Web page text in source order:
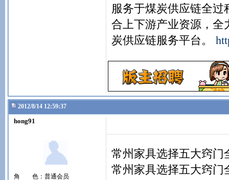
服务于煤炭供应链全
合上下游产业资源，全
炭供应链服务平台。
2012/8/14 12:59:37
hong91
角 色：普通会员
常州家具选择五大窍门
常州家具选择五大窍门